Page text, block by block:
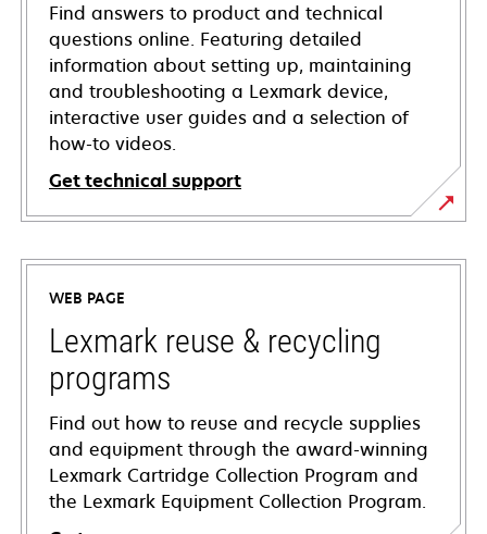
Find answers to product and technical
questions online. Featuring detailed
information about setting up, maintaining
and troubleshooting a Lexmark device,
interactive user guides and a selection of
how-to videos.
Get technical support
opens
in
new
tab
WEB PAGE
Lexmark reuse & recycling
programs
Find out how to reuse and recycle supplies
and equipment through the award-winning
Lexmark Cartridge Collection Program and
the Lexmark Equipment Collection Program.